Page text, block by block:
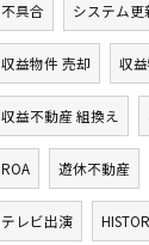
不具合 システム更
収益物件 売却 収
収益不動産 組換え
ROA 遊休不動産
テレビ出演